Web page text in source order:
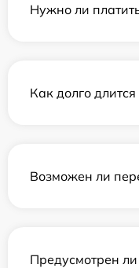
Нужно ли
Как долго
Возможен ли
Предусмотрен